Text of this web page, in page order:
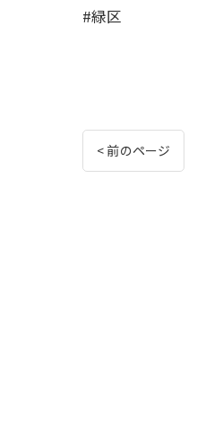
#緑区
< 前のページ